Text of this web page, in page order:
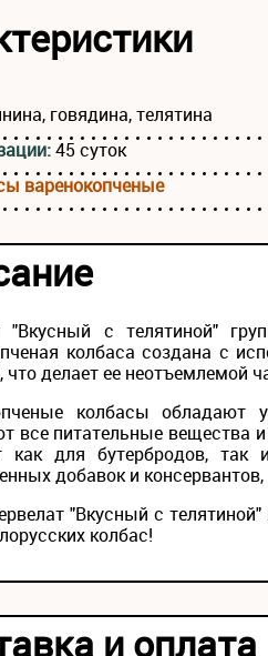
говядина, телятина
45 суток
варенокопченые
"Вкусный с телятиной"
колбаса создана с
что делает ее неотъемлемой
колбасы обладают
все питательные
как для бутербродов,
добавок и
"Вкусный с
колбас!
и оплата